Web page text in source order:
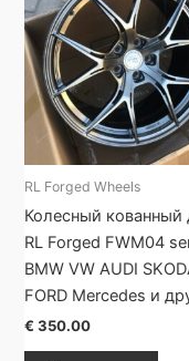
RL Forged Wheels
Колесный кованный
RL Forged FWM04
BMW VW AUDI
FORD Mercedes и
€ 350.00